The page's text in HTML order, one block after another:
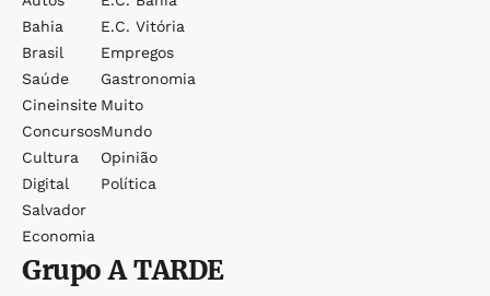
Bahia
Brasil
Saúde
Cineinsite
Concursos
Cultura
Digital
Salvador
Economia
E.c. Vitória
Empregos
Gastronomia
Muito
Mundo
Opinião
Política
GrupoA TARDE